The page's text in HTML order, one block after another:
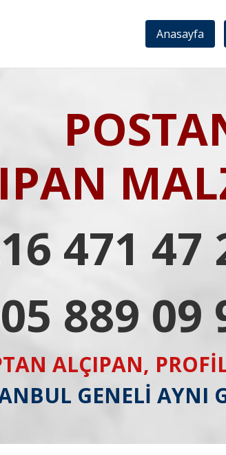
Anasayfa
471 47
889 09
ALÇIPAN,
GENELİ AYNI